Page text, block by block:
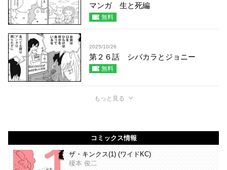
マンガ 生と死編
無料
2025/10/26
第２６話 シバカラとジョニー
無料
もっと見る
コミックス情報
ザ・キンクス(1) (ワイドKC)
榎本 俊二